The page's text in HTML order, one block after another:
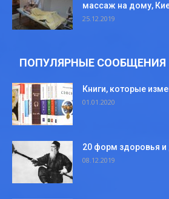
массаж на дому,
25.12.2019
ПОПУЛЯРНЫЕ СООБЩЕНИЯ
Книги, которые
01.01.2020
20 форм здоровья и
08.12.2019